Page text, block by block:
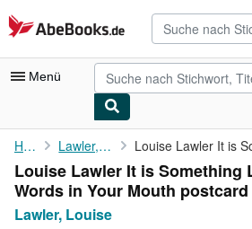
Zum Hauptinhalt
AbeBooks.de
Menü
Nutzerkonto
Meine Bestellungen
Detailsuche
Home Lawler, Louise
Louise Lawler It is Something
Words in Your Mouth postcard
Lawler, Louise